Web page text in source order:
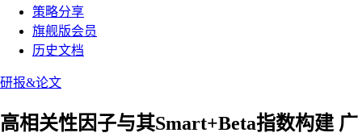
策略分享
旗舰版会员
历史文档
研报&论文
高相关性因子与其Smart+Beta指数构建 广